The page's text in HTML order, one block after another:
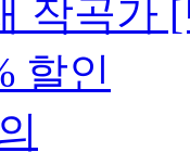
작곡가
할인